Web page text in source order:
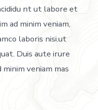
nt ut labore et
ad minim veniam,
laboris nisi.ut
Duis aute irure
veniam mas